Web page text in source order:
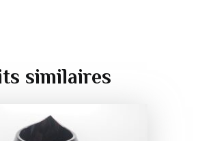
similaires